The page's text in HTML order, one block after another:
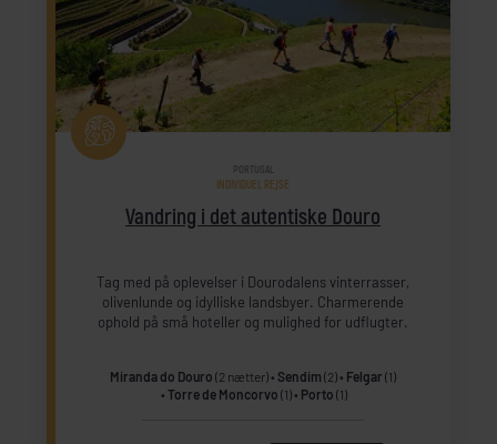
Vandring i det autentiske Douro
PORTUGAL
INDIVIDUEL REJSE
Tag med på oplevelser i Dourodalens vinterrasser,
olivenlunde og idylliske landsbyer. Charmerende
ophold på små hoteller og mulighed for udflugter.
Miranda do Douro (2 nætter) Sendim (2) Felgar (1)
Torre de Moncorvo (1) Porto (1)